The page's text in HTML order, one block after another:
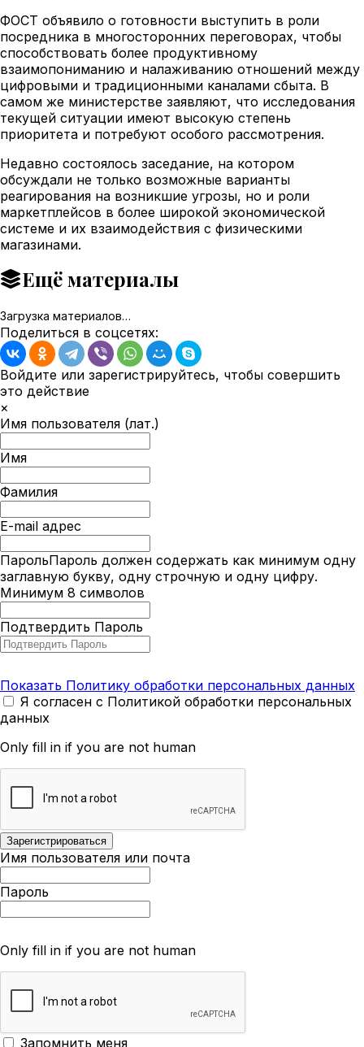
ФОСТ объявило о готовности выступить в роли
посредника в многосторонних переговорах, чтобы
способствовать более продуктивному
взаимопониманию и налаживанию отношений между
цифровыми и традиционными каналами сбыта. В
самом же министерстве заявляют, что исследования
текущей ситуации имеют высокую степень
приоритета и потребуют особого рассмотрения.
Недавно состоялось заседание, на котором
обсуждали не только возможные варианты
реагирования на возникшие угрозы, но и роли
маркетплейсов в более широкой экономической
системе и их взаимодействия с физическими
магазинами.
Ещё материалы
Загрузка материалов…
Поделиться в соцсетях:
Войдите или зарегистрируйтесь, чтобы совершить
это действие
×
Имя пользователя (лат.)
Имя
Фамилия
E-mail адрес
ПарольПароль должен содержать как минимум одну
заглавную букву, одну строчную и одну цифру.
Минимум 8 символов
Подтвердить Пароль
Показать Политику обработки персональных данных
Я согласен с Политикой обработки персональных
данных
Only fill in if you are not human
Имя пользователя или почта
Пароль
Only fill in if you are not human
Запомнить меня